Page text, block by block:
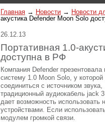
Главная → Новости → Новости
акустика Defender Moon Solo
26.12.13
Портативная 1.0-
доступна в РФ
Компания Defender
систему 1.0 Moon Solo, у
соединиться с источником
традиционный аудиокабель jack
дает возможность
устройствами. Если
модулем громкой связи.